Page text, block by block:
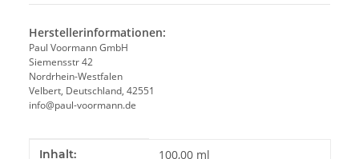
Herstellerinformationen:
Paul Voormann GmbH
Siemensstr 42
Nordrhein-Westfalen
Velbert, Deutschland, 42551
info@paul-voormann.de
Produkteigenschaft
Wert
Inhalt: 100,00 ml